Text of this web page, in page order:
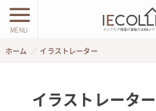
MENU
ホーム イラストレーター
イラストレーター